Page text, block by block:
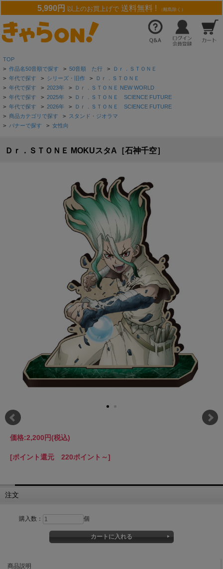
5,990円 以上のお買上げで 送料無料 ! （離島除く）
TOP
> 作品名50音順で探す > 50音順 た行 > Ｄｒ．ＳＴＯＮＥ
> 年代で探す > シリーズ・旧作 > Ｄｒ．ＳＴＯＮＥ
> 年代で探す > 2023年 > Ｄｒ．ＳＴＯＮＥ NEW WORLD
> 年代で探す > 2025年 > Ｄｒ．ＳＴＯＮＥ SCIENCE FUTURE
> 年代で探す > 2026年 > Ｄｒ．ＳＴＯＮＥ SCIENCE FUTURE
> 商品カテゴリで探す > スタンド・ジオラマ
> バナーで探す > 女性向
Ｄｒ．ＳＴＯＮＥ MOKUスタA［石神千空］
価格:2,200円(税込)
[ポイント還元 220ポイント～]
注文
購入数： 個
商品説明